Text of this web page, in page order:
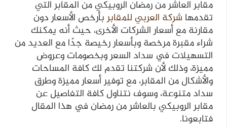
مقابر العاشر من رمضان الروبيكي من المقابر التي
تقدمها شركة العربي للمقابربأرخص الأسعار دون
مقارنة مع أسعار الشركات الأخرى، حيث أنه يمكنك
شراء مقبرة مرخصة وبأسعار رخيصة جدًا مع العديد من
التسهيلات في سداد السعر وبخصومات وعروض
مميزة، وذلك لأن شركتنا تقدم لك كافة المساحات
والأشكال من المقابر، مع توفير أسعار مميزة وطرق
سداد متنوعة، وسوف نتناول كافة التفاصيل عن
مقابر الروبيكي بالعاشر من رمضان في هذا المقال
فتابعونا.